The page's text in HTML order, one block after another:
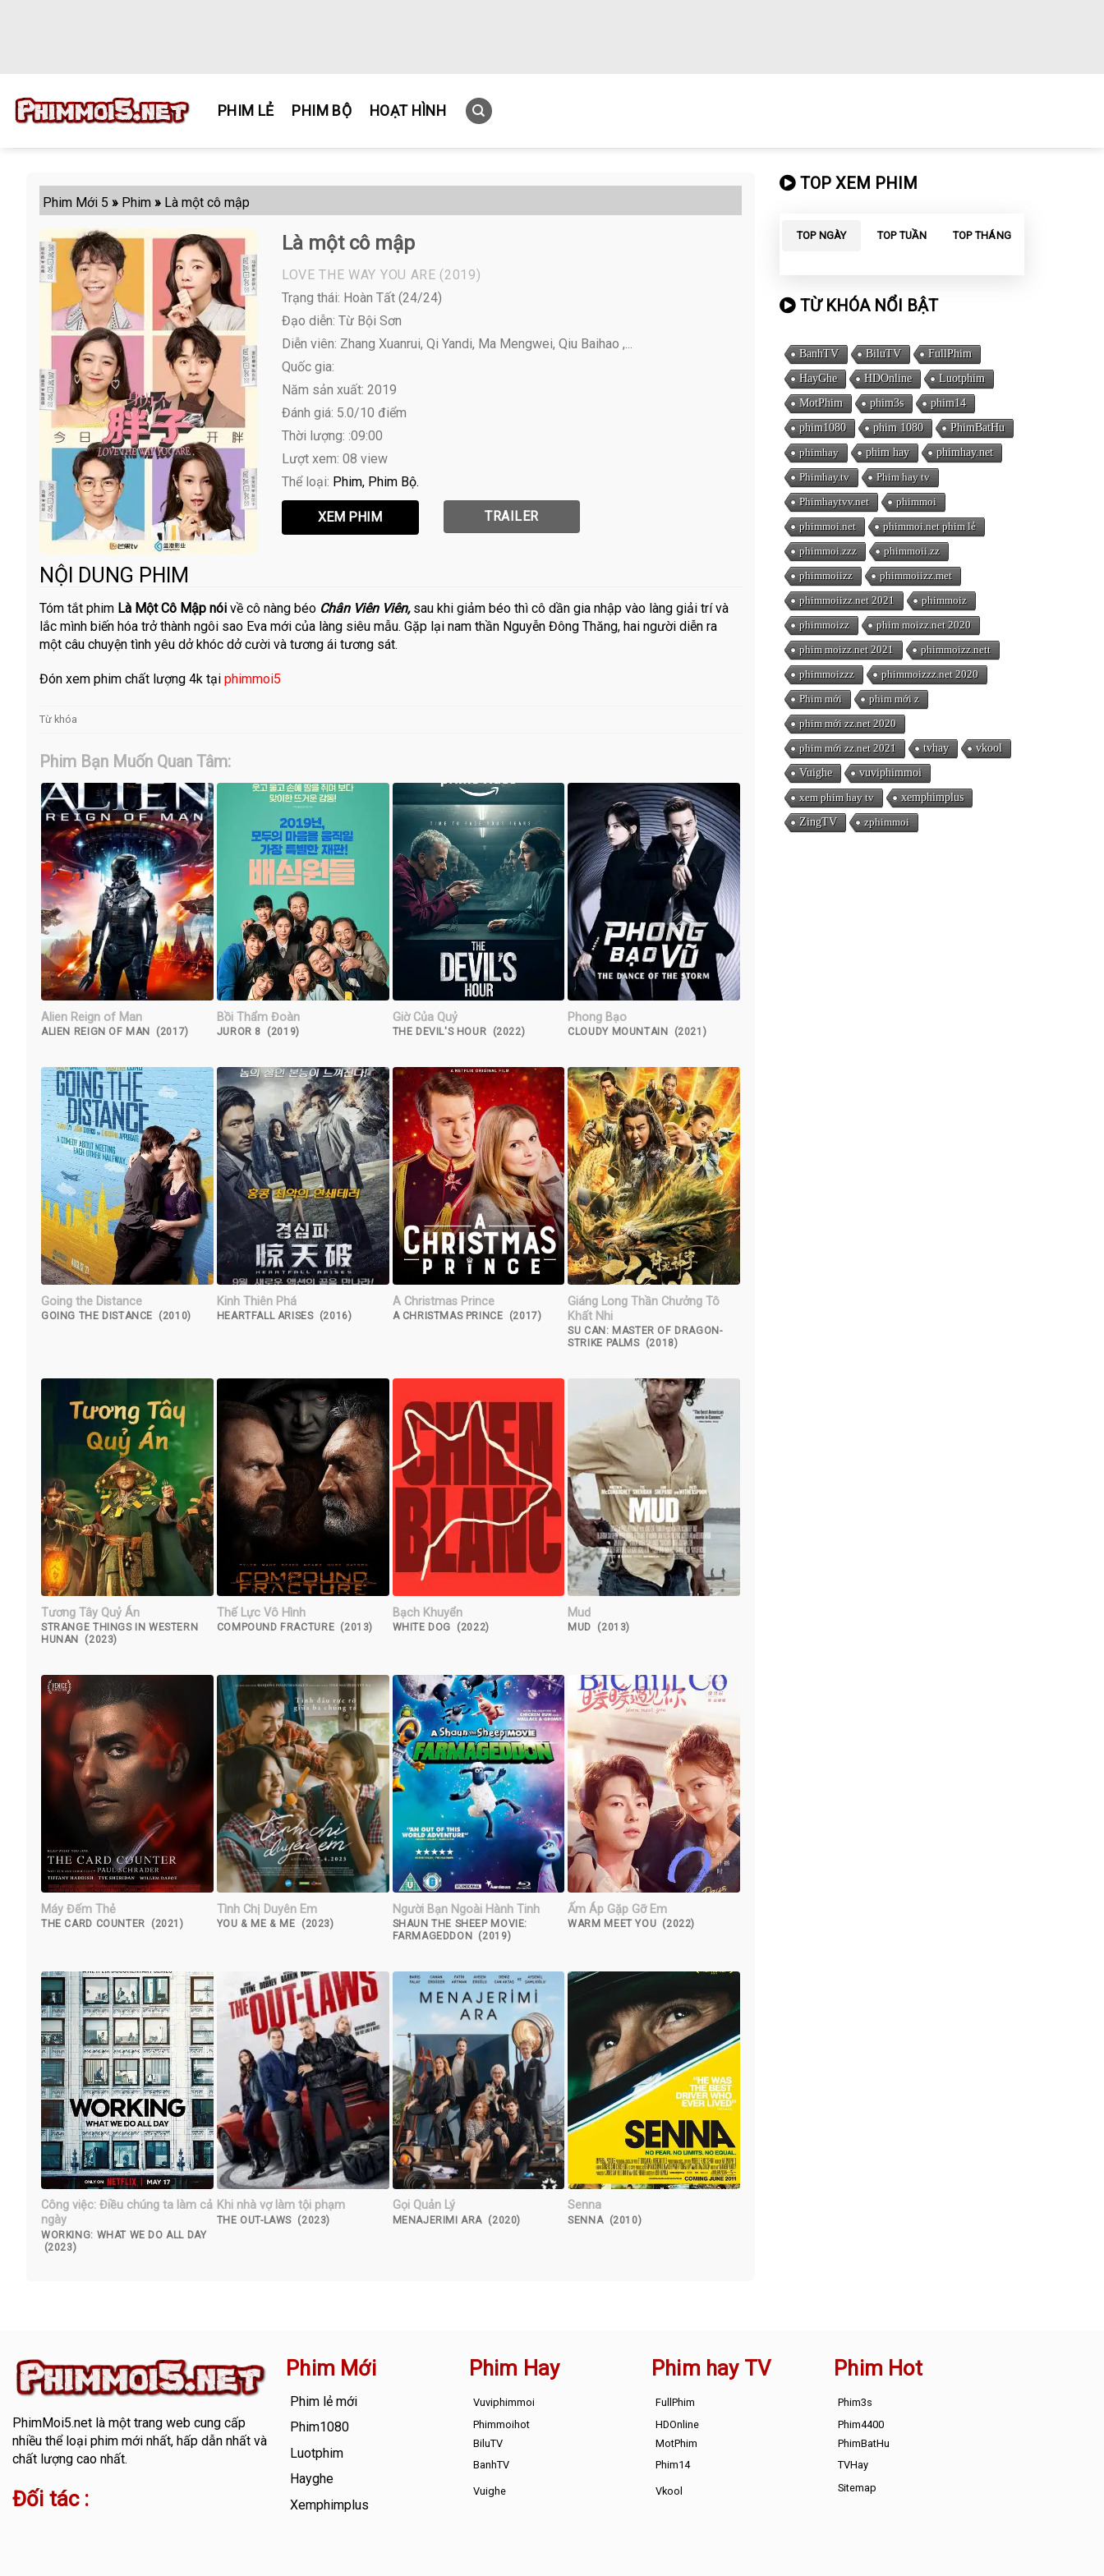
PHIM LẺ PHIM BỘ HOẠT HÌNH
Phim Mới 5 » Phim » Là một cô mập
Là một cô mập
LOVE THE WAY YOU ARE (2019)
Trạng thái: Hoàn Tất (24/24)
Đạo diễn: Từ Bội Sơn
Diễn viên: Zhang Xuanrui, Qi Yandi, Ma Mengwei, Qiu Baihao ,...
Quốc gia:
Năm sản xuất: 2019
Đánh giá: 5.0/10 điểm
Thời lượng: :09:00
Lượt xem: 08 view
Thể loại: Phim Phim Bộ
TRAILER
NỘI DUNG PHIM
Tóm tắt phim Là Một Cô Mập nói về cô nàng béo Chân Viên Viên,sau khi giảm béo thì cô dần gia nhập vào làng giải trí và
lắc mình biến hóa trở thành ngôi sao Eva mới của làng siêu mẫu. Gặp lại nam thần Nguyễn Đông Thăng, hai người diễn ra
một câu chuyện tình yêu dở khóc dở cười và tương ái tương sát.
Đón xem phim chất lượng 4k tại phimmoi5
Từ khóa
Phim Bạn Muốn Quan Tâm:
Alien Reign of Man
ALIEN REIGN OF MAN (2017)
Bồi Thẩm Đoàn
JUROR 8 (2019)
Giờ Của Quỷ
THE DEVIL'S HOUR (2022)
Phong Bạo
CLOUDY MOUNTAIN (2021)
Going the Distance
GOING THE DISTANCE (2010)
Kinh Thiên Phá
HEARTFALL ARISES (2016)
A Christmas Prince
A CHRISTMAS PRINCE (2017)
Giáng Long Thần Chưởng Tô
Khất Nhi
SU CAN: MASTER OF DRAGON-
STRIKE PALMS (2018)
Tương Tây Quỷ Án
STRANGE THINGS IN WESTERN
HUNAN (2023)
Thế Lực Vô Hình
COMPOUND FRACTURE (2013)
Bạch Khuyển
WHITE DOG (2022)
Mud
MUD (2013)
Máy Đếm Thẻ
THE CARD COUNTER (2021)
Tình Chị Duyên Em
YOU & ME & ME (2023)
Người Bạn Ngoài Hành Tinh
SHAUN THE SHEEP MOVIE:
FARMAGEDDON (2019)
Ấm Áp Gặp Gỡ Em
WARM MEET YOU (2022)
Công việc: Điều chúng ta làm cả
ngày
WORKING: WHAT WE DO ALL DAY
(2023)
Khi nhà vợ làm tội phạm
THE OUT-LAWS (2023)
Gọi Quản Lý
MENAJERIMI ARA (2020)
Senna
SENNA (2010)
TOP XEM PHIM
TOP NGÀY TOP TUẦN TOP THÁNG
TỪ KHÓA NỔI BẬT
BanhTV BiluTV
FullPhim
HayGhe
HDOnline
Luotphim
MotPhim
phim3s
phim14
phim1080
phim 1080
PhimBatHu
phimhay
phim hay
phimhay.net
Phimhay.tv
Phim hay tv
Phimhaytvv.net
phimmoi
phimmoi.net
phimmoi.net phim lẻ
phimmoi.zzz
phimmoii.zz
phimmoiizz
phimmoiizz.met
phimmoiizz.net 2021
phimmoiz
phimmoizz
phim moizz.net 2020
phim moizz.net 2021
phimmoizz.nett
phimmoizzz
phimmoizzz.net 2020
Phim mới
phim mới z
phim mới zz.net 2020
phim mới zz.net 2021
tvhay
vkool
Vuighe
vuviphimmoi
xem phim hay tv
xemphimplus
ZingTV
zphimmoi
PhimMoi5.netlà một trang web cung cấp
nhiều thể loại phim mới nhất, hấp dẫn nhất và
chất lượng cao nhất.
Đối tác :
Phim Mới
Phim lẻ mới
Phim1080
Luotphim
Hayghe
Xemphimplus
Phim Hay
Vuviphimmoi
Phimmoihot
BiluTV
BanhTV
Vuighe
Phim hay TV
FullPhim
HDOnline
MotPhim
Phim14
Vkool
Phim Hot
Phim3s
Phim4400
PhimBatHu
TVHay
Sitemap